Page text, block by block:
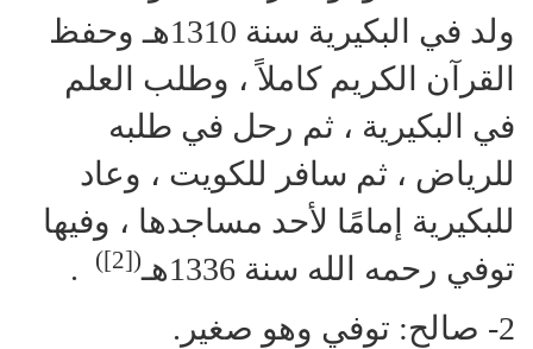
ولد في البكيرية سنة 1310هـ وحفظ
القرآن الكريم كاملاً ، وطلب العلم
في البكيرية ، ثم رحل في طلبه
للرياض ، ثم سافر للكويت ، وعاد
للبكيرية إمامًا لأحد مساجدها ، وفيها
توفي رحمه الله سنة 1336هـ
(
[2]
)
.
2- صالح: توفي وهو صغير.